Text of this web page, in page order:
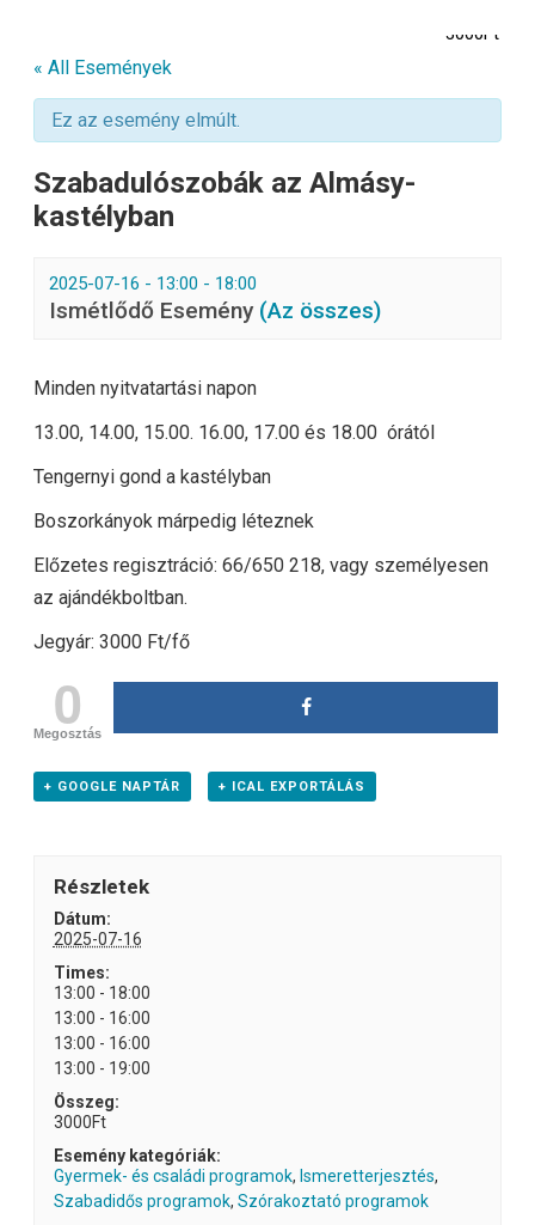
« All Események
Ez az esemény elmúlt.
Szabadulószobák az Almásy-
kastélyban
2025-07-16 - 13:00 - 18:00
Ismétlődő Esemény (Az összes)
3000Ft
Minden nyitvatartási napon
13.00, 14.00, 15.00. 16.00, 17.00 és 18.00 órától
Tengernyi gond a kastélyban
Boszorkányok márpedig léteznek
Előzetes regisztráció: 66/650 218, vagy személyesen
az ajándékboltban.
Jegyár: 3000 Ft/fő
0
Megosztás
+ GOOGLE NAPTÁR + ICAL EXPORTÁLÁS
Részletek
Dátum:
2025-07-16
Times:
13:00 - 18:00
13:00 - 16:00
13:00 - 16:00
13:00 - 19:00
Összeg:
3000Ft
Esemény kategóriák:
Gyermek- és családi programok, Ismeretterjesztés,
Szabadidős programok, Szórakoztató programok